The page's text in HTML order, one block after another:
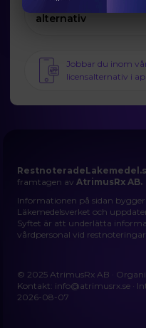
alternativ
Jobbar du inom
licensalternativ i
framtagen avAtrimusRx AB.
Informationen på sidan
Läkemedelsverket och
Syftet är att underlätta
vårdpersonal vid
© 2025 AtrimusRx AB ·
Kontakt: info@atrimusrx.se ·
2026-08-07